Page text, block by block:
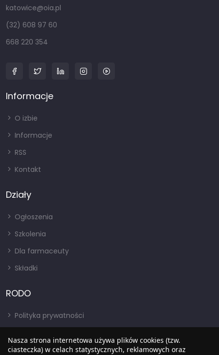
katowice@oia.pl
(32) 608 97 60
668 220 354
Informacje
O izbie
Informacje
RSS
Kontakt
Działy
Ogłoszenia
Szkolenia
Dla farmaceuty
Składki
RODO
Polityka prywatności
RODO
Nasza strona internetowa używa plików cookies (tzw.
ciasteczka) w celach statystycznych, reklamowych oraz